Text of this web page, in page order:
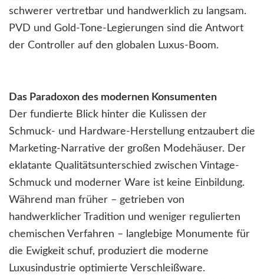
schwerer vertretbar und handwerklich zu langsam.
PVD und Gold-Tone-Legierungen sind die Antwort
der Controller auf den globalen Luxus-Boom.
Das Paradoxon des modernen Konsumenten
Der fundierte Blick hinter die Kulissen der
Schmuck- und Hardware-Herstellung entzaubert die
Marketing-Narrative der großen Modehäuser. Der
eklatante Qualitätsunterschied zwischen Vintage-
Schmuck und moderner Ware ist keine Einbildung.
Während man früher – getrieben von
handwerklicher Tradition und weniger regulierten
chemischen Verfahren – langlebige Monumente für
die Ewigkeit schuf, produziert die moderne
Luxusindustrie optimierte Verschleißware.